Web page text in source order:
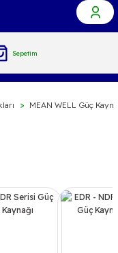
Sepetim
MEAN WELL Güç